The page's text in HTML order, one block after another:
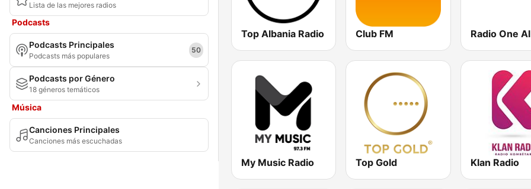
Lista de las mejores radios
Podcasts
Podcasts Principales
Podcasts más populares
50
Podcasts por Género
18 géneros temáticos
Música
Canciones Principales
Canciones más escuchadas
Top Albania Radio Club FM Radio One
My Music Radio Top Gold Klan Radio